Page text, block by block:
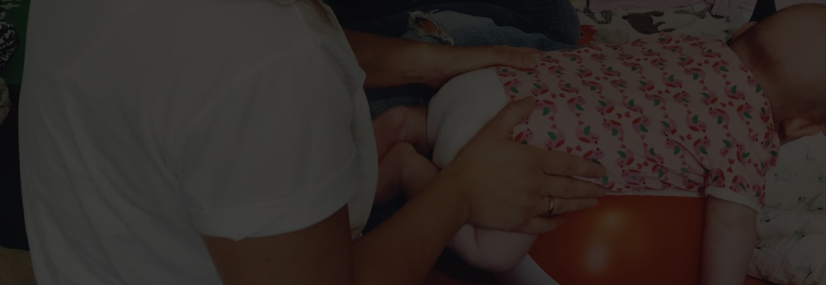
Babymassage + Krabbelgruppe
Outdoor Fitness
Rückbildungskurs